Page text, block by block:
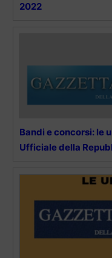
2022
Bandi e concorsi: le
Ufficiale della